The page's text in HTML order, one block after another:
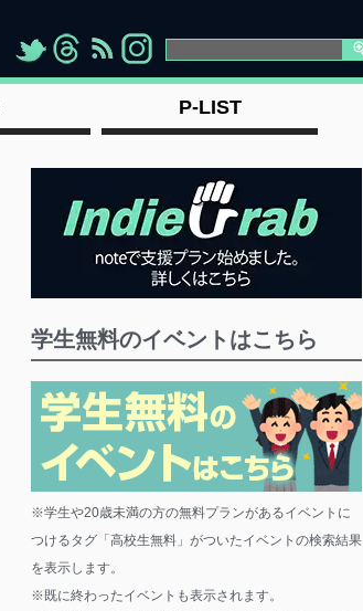
"> "> "> " >
P-LIST
学生無料のイベントはこちら
※学生や20歳未満の方の無料プランがあるイベントに
つけるタグ「高校生無料」がついたイベントの検索結果
を表示します。
※既に終わったイベントも表示されます。